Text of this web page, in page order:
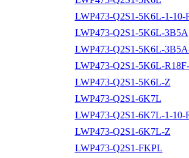
LWP473-Q2S1-5K6L-1-10-
LWP473-Q2S1-5K6L-3B5A
LWP473-Q2S1-5K6L-
LWP473-Q2S1-5K6L-
LWP473-Q2S1-5K6L-Z
LWP473-Q2S1-6K7L
LWP473-Q2S1-6K7L-1-10-
LWP473-Q2S1-6K7L-Z
LWP473-Q2S1-FKPL